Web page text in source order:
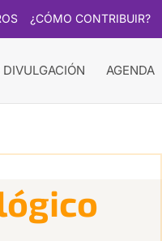
¿CÓMO CONTRIBUIR?
AGENDA